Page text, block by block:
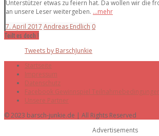
Unterstützer etwas zu feiern hat. Da wollen wir die
an unsere Leser weitergeben. ...mehr
7. April 2017 Andreas Endlich 0
Teilt es doch !
Tweets by BarschJunkie
Startseite
Impressum
Datenschutz
Facebook Gewinnspiel
Unsere Partner
© 2023 barsch-junkie.de | All Rights Reserved
Advertisements